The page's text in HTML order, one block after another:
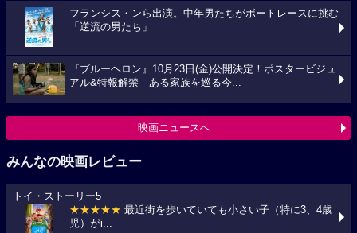
フランシス・ンら出演。中年男たちがボートレースに挑む
「逆流の男たち」
『ブルーヘロン』10月23日(金)公開決定！ポスタービジュ
アル&特報解禁―ある家族を巡る今...
映画ニュースへ
みんなの映画レビュー
トイ・ストーリー5
★★★★★ 最近街を歩いていても小さい子（特に3、4歳
児）がi...